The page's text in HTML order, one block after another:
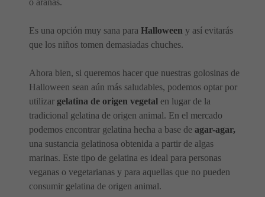
o arañas.
Es una opción muy sana para Halloween y así evitarás
que los niños tomen demasiadas chuches.
Ahora bien, si queremos hacer que nuestras golosinas de
Halloween sean aún más saludables, podemos optar por
utilizar gelatina de origen vegetal en lugar de la
tradicional gelatina de origen animal. En el mercado
podemos encontrar gelatina hecha a base de agar-agar,
una sustancia gelatinosa obtenida a partir de algas
marinas. Este tipo de gelatina es ideal para personas
veganas o vegetarianas y para aquellas que no pueden
consumir gelatina de origen animal.